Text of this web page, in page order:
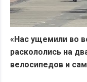
«Нас ущемили во
раскололись на
велосипедов и